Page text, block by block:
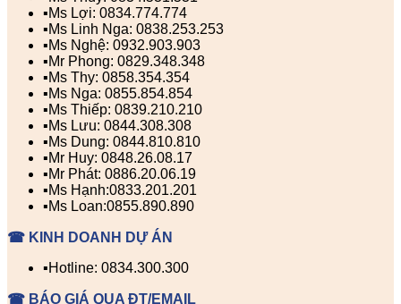
▪️Ms Lợi: 0834.774.774
▪️Ms Linh Nga: 0838.253.253
▪️Ms Nghệ: 0932.903.903
▪️Mr Phong: 0829.348.348
▪️Ms Thy: 0858.354.354
▪️Ms Nga: 0855.854.854
▪️Ms Thiếp: 0839.210.210
▪️Ms Lưu: 0844.308.308
▪️Ms Dung: 0844.810.810
▪️Mr Huy: 0848.26.08.17
▪️Mr Phát: 0886.20.06.19
▪️Ms Hạnh:0833.201.201
▪️Ms Loan:0855.890.890
☎ KINH DOANH DỰ ÁN
▪️Hotline: 0834.300.300
☎ BÁO GIÁ QUA ĐT/EMAIL